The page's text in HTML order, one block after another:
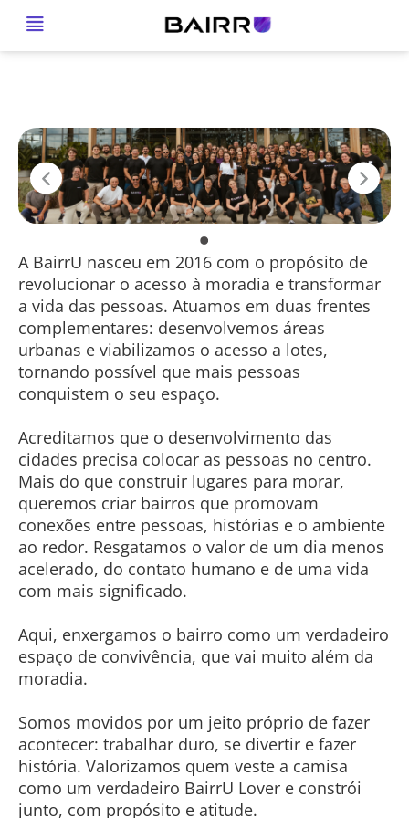
A BairrU nasceu em 2016 com o propósito de
revolucionar o acesso à moradia e transformar
a vida das pessoas. Atuamos em duas frentes
complementares: desenvolvemos áreas
urbanas e viabilizamos o acesso a lotes,
tornando possível que mais pessoas
conquistem o seu espaço.
Acreditamos que o desenvolvimento das
cidades precisa colocar as pessoas no centro.
Mais do que construir lugares para morar,
queremos criar bairros que promovam
conexões entre pessoas, histórias e o ambiente
ao redor. Resgatamos o valor de um dia menos
acelerado, do contato humano e de uma vida
com mais significado.
Aqui, enxergamos o bairro como um verdadeiro
espaço de convivência, que vai muito além da
moradia.
Somos movidos por um jeito próprio de fazer
acontecer: trabalhar duro, se divertir e fazer
história. Valorizamos quem veste a camisa
como um verdadeiro BairrU Lover e constrói
junto, com propósito e atitude.